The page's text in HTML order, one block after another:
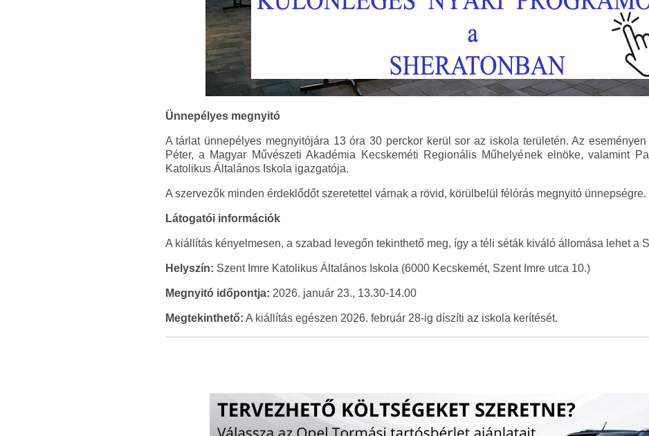
Ünnepélyes megnyitó
A tárlat ünnepélyes megnyitójára 13 óra 30 perckor kerül sor az iskola területén. Az
Péter, a Magyar Művészeti Akadémia Kecskeméti Regionális Műhelyének elnöke, valamint
Katolikus Általános Iskola igazgatója.
A szervezők minden érdeklődőt szeretettel várnak a rövid, körülbelül félórás megnyitó ünnepségre.
Látogatói információk
A kiállítás kényelmesen, a szabad levegőn tekinthető meg, így a téli séták kiváló állomása lehet a
Helyszín: Szent Imre Katolikus Általános Iskola (6000 Kecskemét, Szent Imre utca 10.)
Megnyitó időpontja: 2026. január 23., 13.30-14.00
Megtekinthető: A kiállítás egészen 2026. február 28-ig díszíti az iskola kerítését.